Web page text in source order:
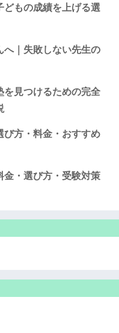
どもの成績を上げる選
へ｜失敗しない先生の
を見つけるための完全
び方・料金・おすすめ
金・選び方・受験対策